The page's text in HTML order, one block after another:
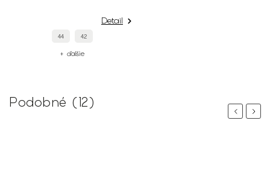
Detail
44 42
+ ďalšie
Podobné (12)
PreviousNext